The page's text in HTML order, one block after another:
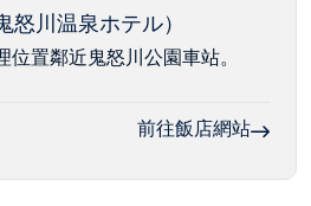
怒川温泉ホテル）
位置鄰近鬼怒川公園車站。
前往飯店網站